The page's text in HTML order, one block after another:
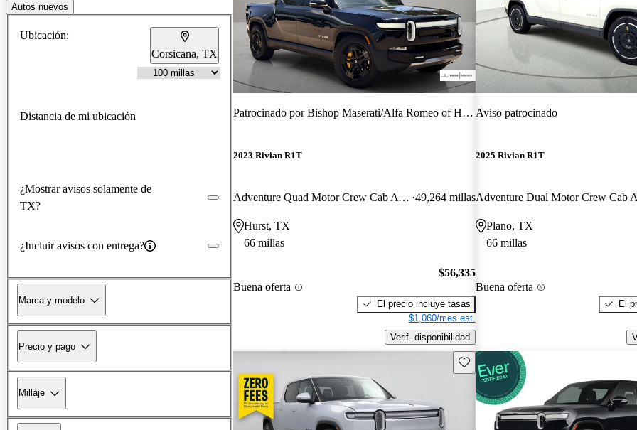
Autos nuevos
Ubicación:
Corsicana, TX
Distancia de mi ubicación
¿Mostrar avisos solamente de
TX?
¿Incluir avisos con entrega?
Marca y modelo
Precio y pago
Millaje
Patrocinado porBishop Maserati/Alfa Romeo of Hurst
2023 Rivian R1T
Adventure Quad Motor Crew Cab AWD 49,264 millas
Hurst, TX
66 millas
Buena oferta
$56,335
El precio incluye tasas
$1,060/mes est.
Verif. disponibilidad
Aviso patrocinado
2025 Rivian R1T
Plano, TX
66 millas
Buena oferta
El
Guarda este Aviso